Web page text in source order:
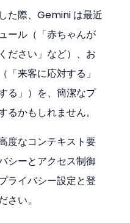
た際、Gemini は最近
ール（「赤ちゃんが
ださい」など）、お
「来客に応対する」
る」）を、簡潔なプ
るかもしれません。
度なコンテキスト要
シーとアクセス制御
ライバシー設定と登
い。